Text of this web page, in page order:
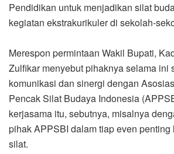
Pendidikan untuk menjadikan silat
kegiatan ekstrakurikuler di sekolah-
Merespon permintaan Wakil Bupati,
Zulfikar menyebut pihaknya selama ini
komunikasi dan sinergi dengan
Pencak Silat Budaya Indonesia
kerjasama itu, sebutnya, misalnya
pihak APPSBI dalam tiap even
silat.